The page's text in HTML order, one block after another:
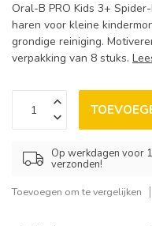
Oral-B PRO Kids 3+
haren voor kleine
grondige reiniging.
verpakking van 8 stuks.
Op werkdagen voor
verzonden!
Toevoegen om te vergelijken